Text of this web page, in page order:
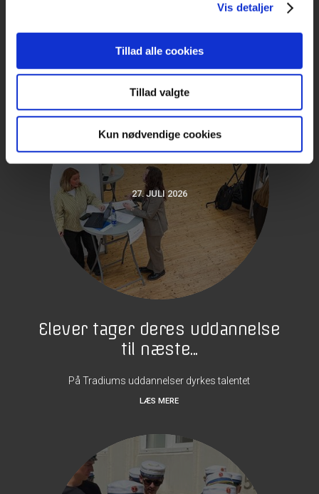
Vis detaljer
Tillad alle cookies
Tillad valgte
Kun nødvendige cookies
Relaterede nyheder
27. JULI 2026
Elever tager deres uddannelse
til næste...
På Tradiums uddannelser dyrkes talentet
LÆS MERE